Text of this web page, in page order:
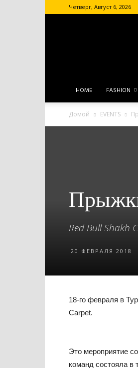
Четверг, Август 6, 2026
HOME FASHION
Домой EVENTS
Red Bull Shakh
20 ФЕВРАЛЯ 2018
18-го февраля в
Carpet.
Это мероприятие
команд состояла